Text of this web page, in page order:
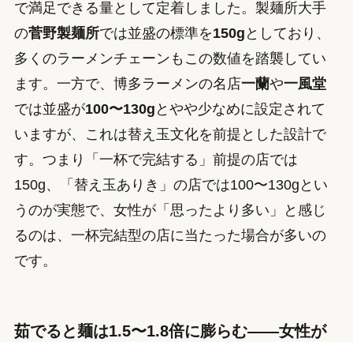
で満足できる量として定着しました。製麺所大手
の菅野製麺所では並盛の標準を150g としており、
多くのラーメンチェーンもこの数値を踏襲してい
ます。一方で、博多ラーメンの名店一蘭や一風堂
では並盛が100〜130g とやや少なめに設定されて
いますが、これは替え玉文化を前提とした設計で
す。つまり「一杯で完結する」前提の店では
150g、「替え玉ありき」の店では100〜130gとい
うのが実態で、女性が「思ったより多い」と感じ
るのは、一杯完結型の店に当たった場合が多いの
です。
茹でると麺は1.5〜1.8倍に膨らむ——女性が